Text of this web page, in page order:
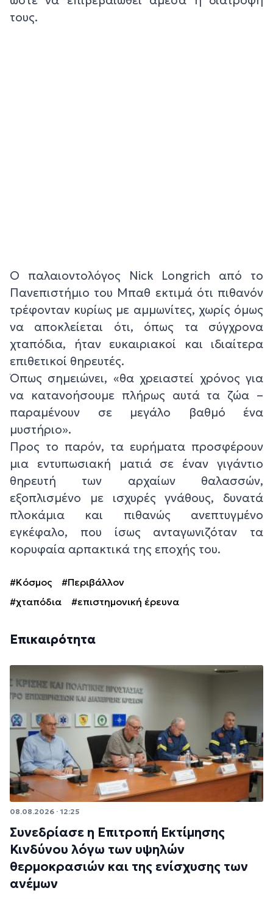
τους.
Ο παλαιοντολόγος Nick Longrich από το
Πανεπιστήμιο του Μπαθ εκτιμά ότι πιθανόν
τρέφονταν κυρίως με αμμωνίτες, χωρίς όμως
να αποκλείεται ότι, όπως τα σύγχρονα
χταπόδια, ήταν ευκαιριακοί και ιδιαίτερα
επιθετικοί θηρευτές.
Όπως σημειώνει, «θα χρειαστεί χρόνος για
να κατανοήσουμε πλήρως αυτά τα ζώα –
παραμένουν σε μεγάλο βαθμό ένα
μυστήριο».
Προς το παρόν, τα ευρήματα προσφέρουν
μια εντυπωσιακή ματιά σε έναν γιγάντιο
θηρευτή των αρχαίων θαλασσών,
εξοπλισμένο με ισχυρές γνάθους, δυνατά
πλοκάμια και πιθανώς ανεπτυγμένο
εγκέφαλο, που ίσως ανταγωνιζόταν τα
κορυφαία αρπακτικά της εποχής του.
#Κόσμος
#Περιβάλλον
#χταπόδια
#επιστημονική έρευνα
Επικαιρότητα
08.08.2026 · 12:25
Συνεδρίασε η Επιτροπή Εκτίμησης
Κινδύνου λόγω των υψηλών
θερμοκρασιών και της ενίσχυσης των
ανέμων